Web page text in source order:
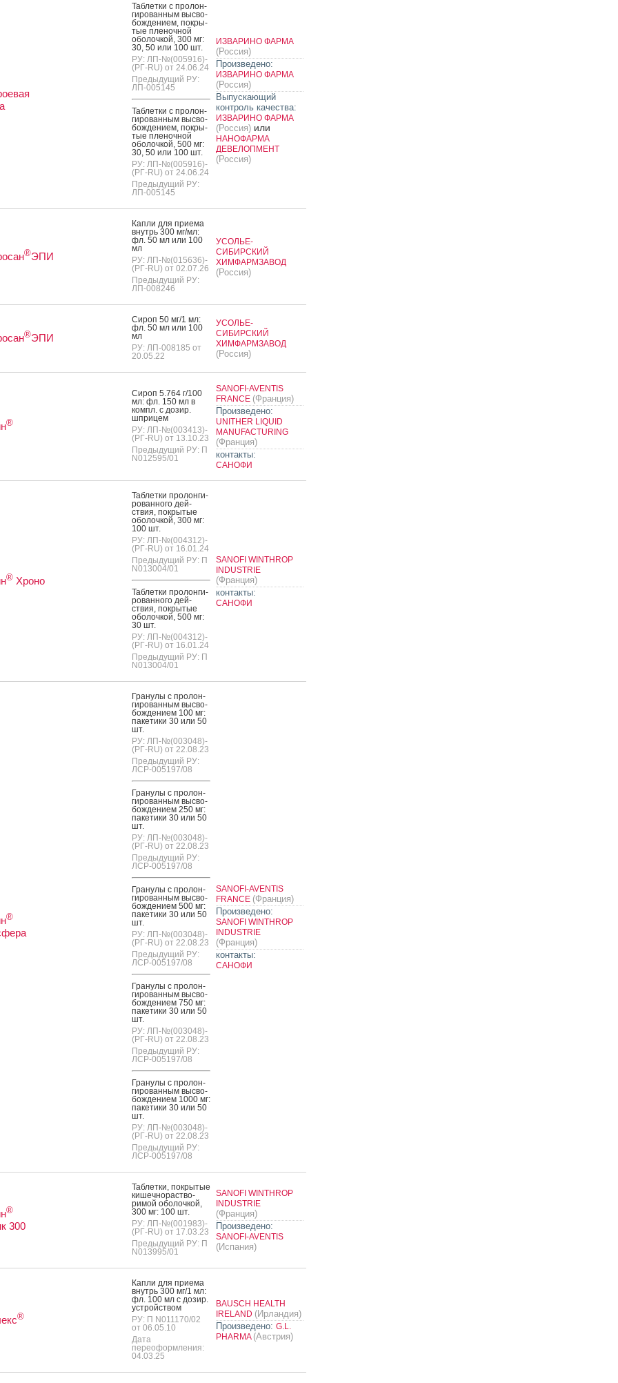
Таб­летки с про­лон­
ги­рован­ным выс­во­
бож­де­ни­ем, пок­ры­
тые пле­ноч­ной
обо­лоч­кой, 300 мг:
30, 50 или 100 шт.
РУ: ЛП-№(005916)-
(РГ-RU) от 24.06.24
Предыдущий РУ:
ЛП-005145
Таб­летки с про­лон­
ги­рован­ным выс­во­
бож­де­ни­ем, пок­ры­
тые пле­ноч­ной
обо­лоч­кой, 500 мг:
30, 50 или 100 шт.
РУ: ЛП-№(005916)-
(РГ-RU) от 24.06.24
Предыдущий РУ:
ЛП-005145
ИЗВАРИНО ФАРМА
(Россия)
Произведено:
ИЗВАРИНО ФАРМА
(Россия)
Выпускающий
контроль качества:
ИЗВАРИНО ФАРМА
(Россия)или
НАНОФАРМА
ДЕВЕЛОПМЕНТ
(Россия)
®ЭПИ
Кап­ли для при­ема
внутрь 300 мг/мл:
фл. 50 мл или 100
мл
РУ: ЛП-№(015636)-
(РГ-RU) от 02.07.26
Предыдущий РУ:
ЛП-008246
УСОЛЬЕ-
СИБИРСКИЙ
ХИМФАРМЗАВОД
(Россия)
®ЭПИ
Си­роп 50 мг/1 мл:
фл. 50 мл или 100
мл
РУ: ЛП-008185 от
20.05.22
УСОЛЬЕ-
СИБИРСКИЙ
ХИМФАРМЗАВОД
(Россия)
®
Си­роп 5.764 г/100
мл: фл. 150 мл в
компл. с до­зир.
шпри­цем
РУ: ЛП-№(003413)-
(РГ-RU) от 13.10.23
Предыдущий РУ: П
N012595/01
SANOFI-AVENTIS
FRANCE (Франция)
Произведено:
UNITHER LIQUID
MANUFACTURING
(Франция)
контакты:
САНОФИ
®Хроно
Таб­летки про­лон­ги­
рован­но­го дей­
ствия, пок­ры­тые
обо­лоч­кой, 300 мг:
100 шт.
РУ: ЛП-№(004312)-
(РГ-RU) от 16.01.24
Предыдущий РУ: П
N013004/01
Таб­летки про­лон­ги­
рован­но­го дей­
ствия, пок­ры­тые
обо­лоч­кой, 500 мг:
30 шт.
РУ: ЛП-№(004312)-
(РГ-RU) от 16.01.24
Предыдущий РУ: П
N013004/01
SANOFI WINTHROP
INDUSTRIE
(Франция)
контакты:
САНОФИ
®
Гра­нулы с про­лон­
ги­рован­ным выс­во­
бож­де­ни­ем 100 мг:
па­кети­ки 30 или 50
шт.
РУ: ЛП-№(003048)-
(РГ-RU) от 22.08.23
Предыдущий РУ:
ЛСР-005197/08
Гра­нулы с про­лон­
ги­рован­ным выс­во­
бож­де­ни­ем 250 мг:
па­кети­ки 30 или 50
шт.
РУ: ЛП-№(003048)-
(РГ-RU) от 22.08.23
Предыдущий РУ:
ЛСР-005197/08
Гра­нулы с про­лон­
ги­рован­ным выс­во­
бож­де­ни­ем 500 мг:
па­кети­ки 30 или 50
шт.
РУ: ЛП-№(003048)-
(РГ-RU) от 22.08.23
Предыдущий РУ:
ЛСР-005197/08
Гра­нулы с про­лон­
ги­рован­ным выс­во­
бож­де­ни­ем 750 мг:
па­кети­ки 30 или 50
шт.
РУ: ЛП-№(003048)-
(РГ-RU) от 22.08.23
Предыдущий РУ:
ЛСР-005197/08
Гра­нулы с про­лон­
ги­рован­ным выс­во­
бож­де­ни­ем 1000 мг:
па­кети­ки 30 или 50
шт.
РУ: ЛП-№(003048)-
(РГ-RU) от 22.08.23
Предыдущий РУ:
ЛСР-005197/08
SANOFI-AVENTIS
FRANCE (Франция)
Произведено:
SANOFI WINTHROP
INDUSTRIE
(Франция)
контакты:
САНОФИ
®
300
Таб­летки, пок­ры­тые
ки­шеч­но­рас­тво­
римой обо­лоч­кой,
300 мг: 100 шт.
РУ: ЛП-№(001983)-
(РГ-RU) от 17.03.23
Предыдущий РУ: П
N013995/01
SANOFI WINTHROP
INDUSTRIE
(Франция)
Произведено:
SANOFI-AVENTIS
(Испания)
®
Кап­ли для при­ема
внутрь 300 мг/1 мл:
фл. 100 мл с до­зир.
ус­трой­ством
РУ: П N011170/02
от 06.05.10
Дата
переоформления:
04.03.25
BAUSCH HEALTH
IRELAND (Ирландия)
Произведено: G.L.
PHARMA (Австрия)